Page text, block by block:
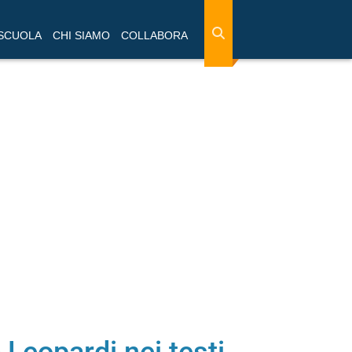
CHI SIAMO COLLABORA